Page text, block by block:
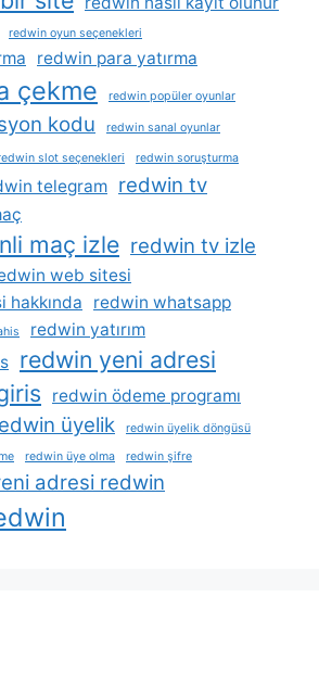
redwin oyun seçenekleri
redwin para yatırma
çekme redwin popüler oyunlar
kodu redwin sanal oyunlar
slot seçenekleri redwin soruşturma
telegram redwin tv
maç izle redwin tv izle
web sitesi
hakkında
redwin whatsapp
redwin yatırım
redwin yeni adresi
redwin ödeme programı
üyelik
redwin üyelik döngüsü
redwin üye olma redwin şifre
adresi redwin